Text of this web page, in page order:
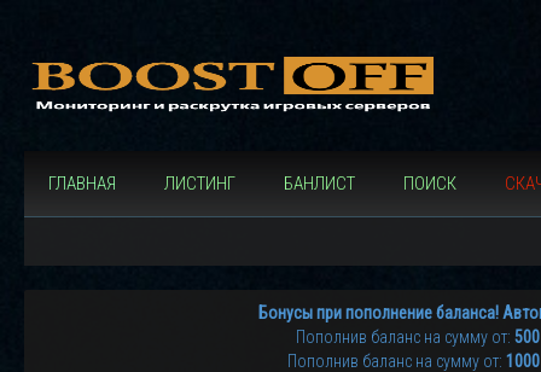
ГЛАВНАЯ ЛИСТИНГ БАНЛИСТ ПОИСК
Бонусы при пополнение баланса!
Пополнив баланс на сумму от:
Пополнив баланс на сумму от: